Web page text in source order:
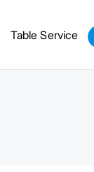
Table Service